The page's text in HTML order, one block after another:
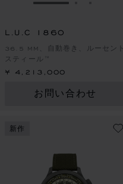
スライドに移動 1
L.U.C 1860
36.5 MM、自動巻き、ルーセント
スティール™
¥ 4,213,000
お問い合わせ
新作